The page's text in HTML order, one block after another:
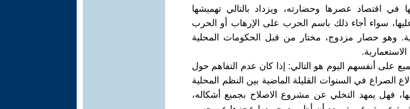
في اقتصاد عصرها وحضارته، ويزداد بالتالي تهميشها
سواء أجاء ذلك باسم الحرب على الإرهاب أو الحرب
وهو حصار مزدوج، مختار من قبل الحكومات المحلية
على أنفسهم اليوم هو التالي: إذا كان عدم التفاهم حول
الصراع في السنوات القليلة الماضية بين النظم المحلية
لها، فهل يمهد التخلي عن مشروع الاصلاح بجميع أشكاله،